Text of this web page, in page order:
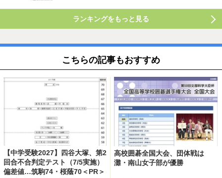
ランキングをもっと見る
こちらの記事もおすすめ
【中学受験2027】四谷大塚、第2
回合不合判定テスト（7/5実施）
偏差値…筑駒74・桜蔭70＜PR＞
高校囲碁全国大会、団体戦は
灘・南山女子部が優勝